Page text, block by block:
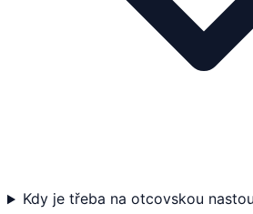
Kdy je třeba na otcovskou